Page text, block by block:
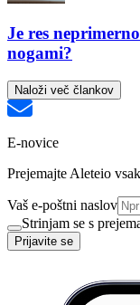
Je res
nogami?
Naloži več člankov
E-novice
Prejemajte Aleteio
Vaš e-poštni naslov
Strinjam se s
Prijavite se